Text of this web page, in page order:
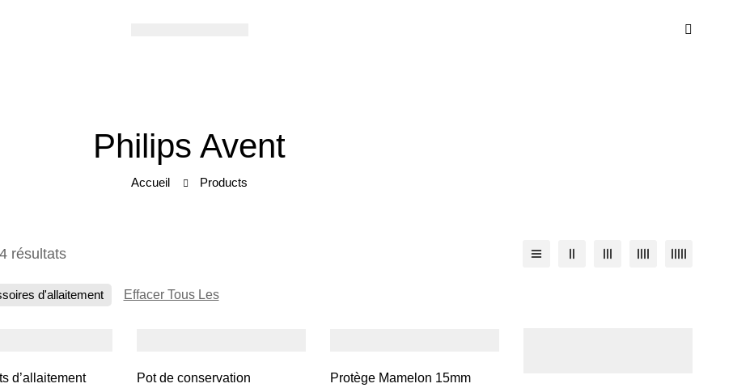
Philips Avent
Accueil Products
résultats
d'allaitement Effacer Tous Les
d’allaitement Pot de conservation
Protège Mamelon 15mm